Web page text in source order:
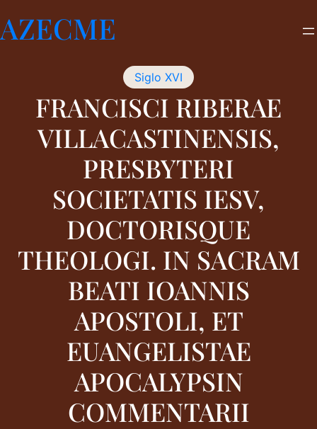
al
contenido
AZECME
Siglo XVI
FRANCISCI RIBERAE
VILLACASTINENSIS,
PRESBYTERI
SOCIETATIS IESV,
DOCTORISQUE
THEOLOGI. IN SACRAM
BEATI IOANNIS
APOSTOLI, ET
EUANGELISTAE
APOCALYPSIN
COMMENTARII